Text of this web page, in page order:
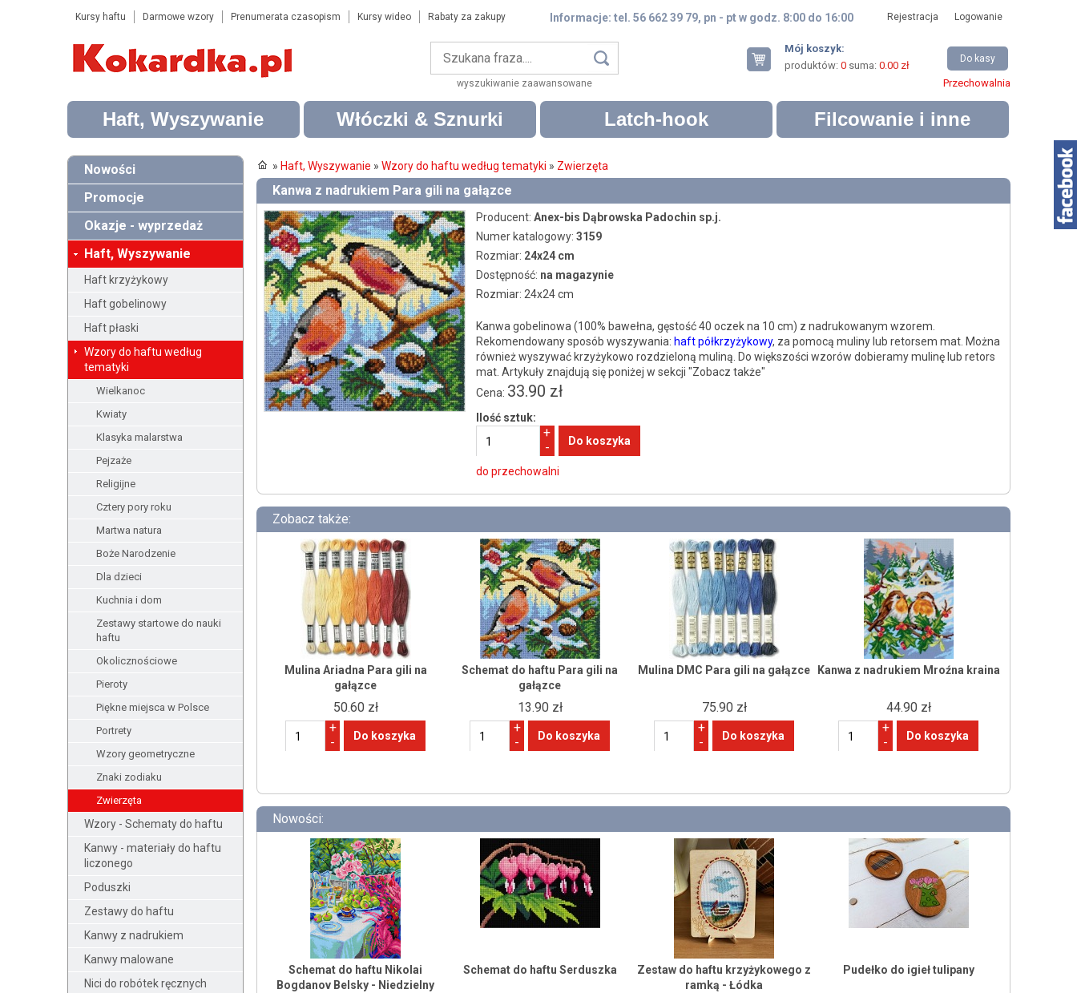
Kursy haftu Darmowe wzory Prenumerata czasopism Kursy wideo Rabaty za zakupy Informacje: tel. 56 662 39 79, pn - pt w godz. 8:00 do 16:00 Rejestracja Logowanie
wyszukiwanie zaawansowane
Mój koszyk:
produktów: 0suma: 0.00 zł
Do kasy
Przechowalnia
Haft, Wyszywanie Włóczki & Sznurki Latch-hook Filcowanie i inne
Nowości
Promocje
Okazje - wyprzedaż
Haft, Wyszywanie
Haft krzyżykowy
Haft gobelinowy
Haft płaski
Wzory do haftu według
tematyki
Wielkanoc
Kwiaty
Klasyka malarstwa
Pejzaże
Religijne
Cztery pory roku
Martwa natura
Boże Narodzenie
Dla dzieci
Kuchnia i dom
Zestawy startowe do nauki
haftu
Okolicznościowe
Pieroty
Piękne miejsca w Polsce
Portrety
Wzory geometryczne
Znaki zodiaku
Zwierzęta
Wzory - Schematy do haftu
Kanwy - materiały do haftu
liczonego
Poduszki
Zestawy do haftu
Kanwy z nadrukiem
Kanwy malowane
Nici do robótek ręcznych
» Haft, Wyszywanie » Wzory do haftu według tematyki » Zwierzęta
Kanwa z nadrukiem Para gili na gałązce
Producent: Anex-bis Dąbrowska Padochin sp.j.
Numer katalogowy: 3159
Rozmiar: 24x24 cm
Dostępność: na magazynie
Rozmiar: 24x24 cm
Kanwa gobelinowa (100% bawełna, gęstość 40 oczek na 10 cm) z nadrukowanym wzorem.
Rekomendowany sposób wyszywania: haft półkrzyżykowy, za pomocą muliny lub retorsem mat. Można
również wyszywać krzyżykowo rozdzieloną muliną. Do większości wzorów dobieramy mulinę lub retors
mat. Artykuły znajdują się poniżej w sekcji "Zobacz także"
Cena: 33.90 zł
Ilość sztuk:
+
-
do przechowalni
Zobacz także:
Mulina Ariadna Para gili na
gałązce
50.60 zł
+
-
Schemat do haftu Para gili na
gałązce
13.90 zł
+
-
Mulina DMC Para gili na gałązce
75.90 zł
+
-
Kanwa z nadrukiem Mroźna kraina
44.90 zł
+
-
Nowości:
Schemat do haftu Nikolai
Bogdanov Belsky - Niedzielny
Schemat do haftu Serduszka
Zestaw do haftu krzyżykowego z
ramką - Łódka
Pudełko do igieł tulipany